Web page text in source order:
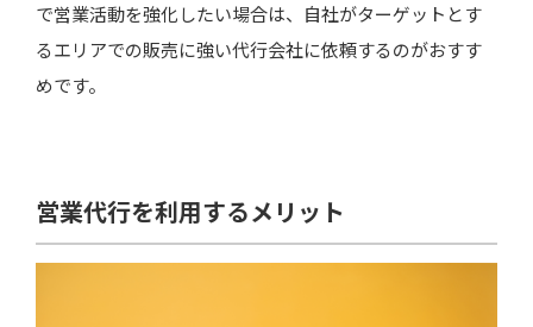
で営業活動を強化したい場合は、自社がターゲットとす
るエリアでの販売に強い代行会社に依頼するのがおすす
めです。
営業代行を利用するメリット